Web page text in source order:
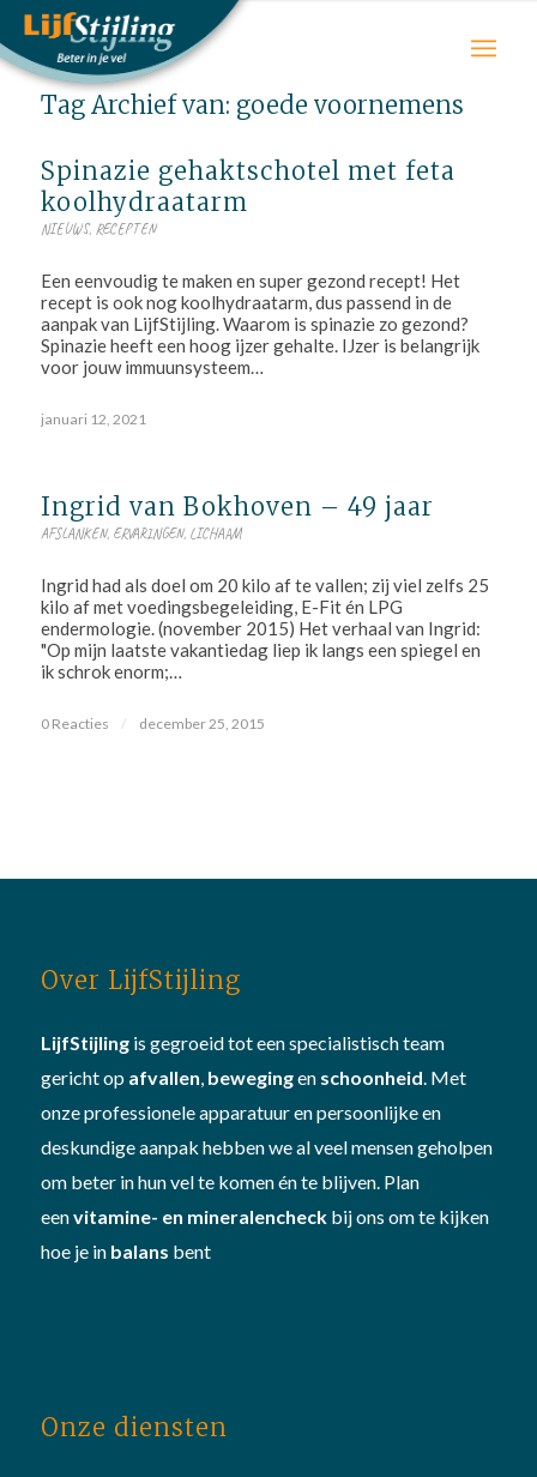
Tag Archief van: goede voornemens
Spinazie gehaktschotel met feta
koolhydraatarm
NIEUWS, RECEPTEN
Een eenvoudig te maken en super gezond recept! Het
recept is ook nog koolhydraatarm, dus passend in de
aanpak van LijfStijling. Waarom is spinazie zo gezond?
Spinazie heeft een hoog ijzer gehalte. IJzer is belangrijk
voor jouw immuunsysteem…
januari 12, 2021
Ingrid van Bokhoven – 49 jaar
AFSLANKEN, ERVARINGEN, LICHAAM
Ingrid had als doel om 20 kilo af te vallen; zij viel zelfs 25
kilo af met voedingsbegeleiding, E-Fit én LPG
endermologie. (november 2015) Het verhaal van Ingrid:
"Op mijn laatste vakantiedag liep ik langs een spiegel en
ik schrok enorm;…
0 Reacties / december 25, 2015
Over LijfStijling
LijfStijlingis gegroeid tot een specialistisch team
gericht op afvallen, bewegingen schoonheid. Met
onze professionele apparatuur en persoonlijke en
deskundige aanpak hebben we al veel mensen geholpen
om beter in hun vel te komen én te blijven. Plan
eenvitamine- en mineralencheckbij ons om te kijken
hoe je in balans bent
Onze diensten